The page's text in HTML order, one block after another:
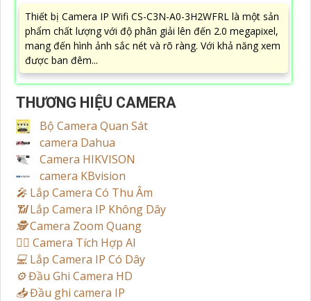
Thiết bị Camera IP Wifi CS-C3N-A0-3H2WFRL là một sản
phẩm chất lượng với độ phân giải lên đến 2.0 megapixel,
mang đến hình ảnh sắc nét và rõ ràng. Với khả năng xem
được ban đêm...
THƯƠNG HIỆU CAMERA
Bộ Camera Quan Sát
camera Dahua
Camera HIKVISON
camera KBvision
️🎤️ Lắp Camera Có Thu Âm
📶Lắp Camera IP Không Dây
🕵️Camera Zoom Quang
🧛‍♀️ Camera Tích Hợp AI
💻 Lắp Camera IP Có Dây
⚙️Đầu Ghi Camera HD
📥Đầu ghi camera IP